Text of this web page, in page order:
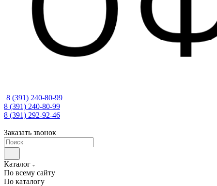
8 (391) 240-80-99
8 (391) 240-80-99
8 (391) 292-92-46
Заказать звонок
Каталог
По всему сайту
По каталогу